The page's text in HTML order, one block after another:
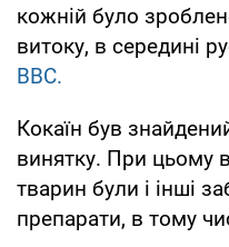
кожній було
витоку, в середині
BBC.
Кокаїн був
винятку. При цьому
тварин були і інші
препарати, в тому